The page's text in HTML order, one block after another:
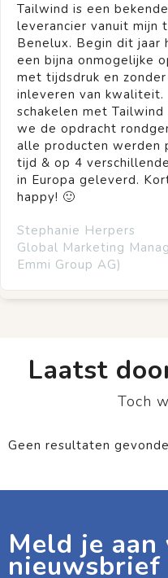
Tailwind is een bekende
leverancier vanuit mijn
Benelux. Begin dit jaar
een bijna onmogelijke
met tijdsdruk en
inleveren van kwaliteit.
schakelen met Tailwind
we de opdracht
alle producten werden
tijd & op 4
in Europa geleverd.
happy! 🙂
Stephanie Herpers
Global Marketing
Emmi Group AG)
Laatst
Toch
Geen resultaten
Meld je aan
nieuwsbrief